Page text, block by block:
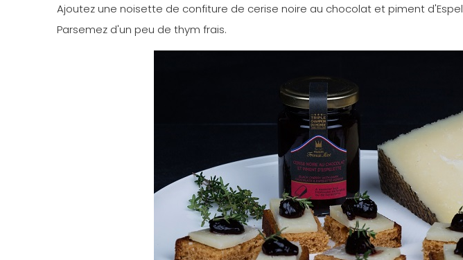
Ajoutez une noisette de confiture de cerise noire au chocolat et piment
Parsemez d'un peu de thym frais.